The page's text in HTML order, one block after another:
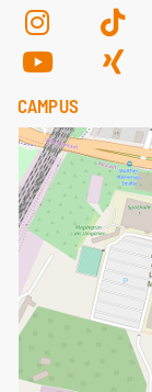
CAMPUS